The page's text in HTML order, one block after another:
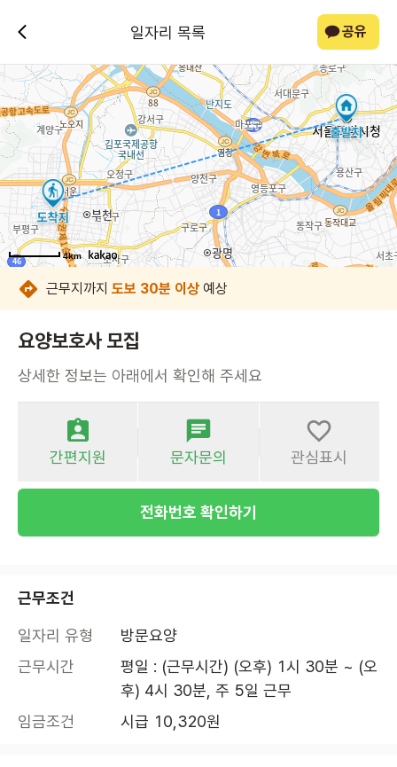
일자리 목록 공유
4km
4km
4km
4km
4km
4km
4km
4km
근무지까지 도보 30분 이상 예상
요양보호사 모집
상세한 정보는 아래에서 확인해 주세요
간편지원 문자문의 관심표시
전화번호 확인하기
근무조건
일자리 유형
방문요양
근무시간
평일 : (근무시간) (오후) 1시 30분 ~ (오
후) 4시 30분, 주 5일 근무
임금조건
시급 10,320원